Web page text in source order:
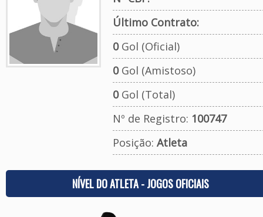
Último Contrato:
0Gol (Oficial)
0Gol (Amistoso)
0Gol (Total)
Nº de Registro: 100747
Posição: Atleta
NÍVEL DO ATLETA - JOGOS OFICIAIS